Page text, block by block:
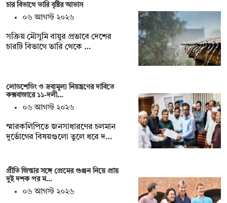
চার বিভাগে ভারি বৃষ্টির আভাস
০৬ আগস্ট ২০২৬
সক্রিয় মৌসুমি বায়ুর প্রভাবে দেশের
চারটি বিভাগে ভারি থেকে …
লোডশেডিং ও দ্রব্যমূল্য নিয়ন্ত্রণের দাবিতে
কক্সবাজারে ১১-দলী…
০৬ আগস্ট ২০২৬
স্মারকলিপিতে জনসাধারণের চলমান
দুর্ভোগের বিষয়গুলো তুলে ধরে দ…
প্রীতি জিন্তার সঙ্গে প্রেমের গুঞ্জন নিয়ে প্রায়
দুই দশক পর ম…
০৬ আগস্ট ২০২৬